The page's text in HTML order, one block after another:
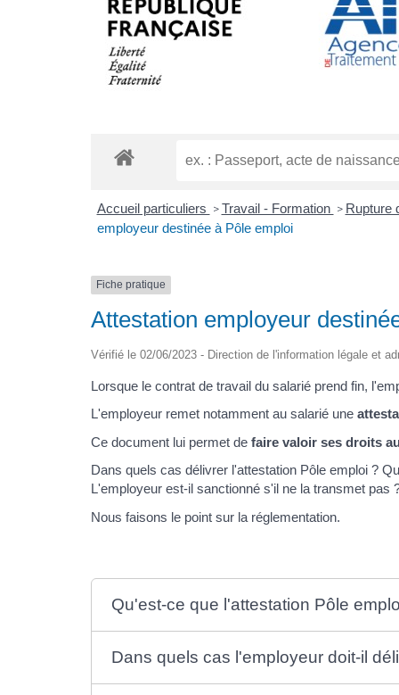
Accueil particuliers > Travail - Formation > Rupture
employeur destinée à Pôle emploi
Fiche pratique
Attestation employeur
Vérifié le 02/06/2023 - Direction de l'information légale et
Lorsque le contrat de travail du salarié prend fin,
L'employeur remet notamment au salarié une
Ce document lui permet de faire valoir ses droits
Dans quels cas délivrer l'attestation Pôle emploi ?
L'employeur est-il sanctionné s'il ne la transmet pas
Nous faisons le point sur la réglementation.
Qu'est-ce que l'attestation Pôle
Dans quels cas l'employeur doit-il